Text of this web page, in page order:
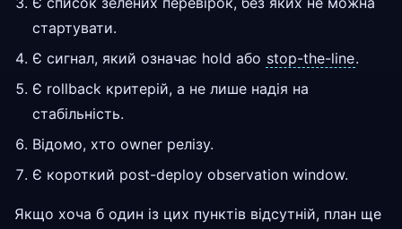
стартувати.
Є сигнал, який означає hold або stop-the-line.
Є rollback критерій, а не лише надія на
стабільність.
Відомо, хто owner релізу.
Є короткий post-deploy observation window.
Якщо хоча б один із цих пунктів відсутній, план ще